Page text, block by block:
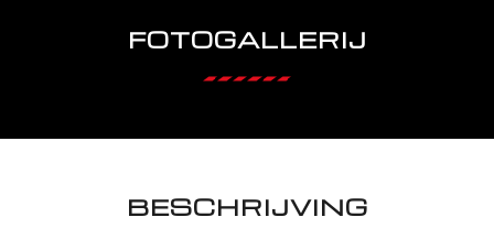
FOTOGALLERIJ
BESCHRIJVING